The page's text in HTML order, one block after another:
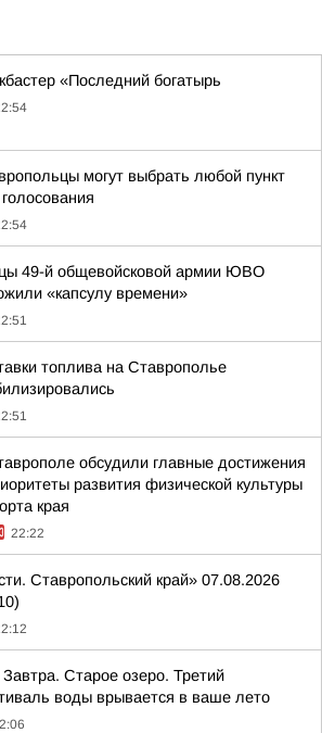
«Последний богатырь
могут выбрать любой пункт
49-й общевойсковой армии ЮВО
«капсулу времени»
топлива на Ставрополье
обсудили главные достижения
развития физической культуры
края
22:22
Ставропольский край» 07.08.2026
Старое озеро. Третий
воды врывается в ваше лето